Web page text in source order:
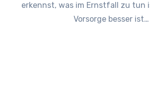
erkennst, was im Ernstfall zu tun
Vorsorge besser ist…